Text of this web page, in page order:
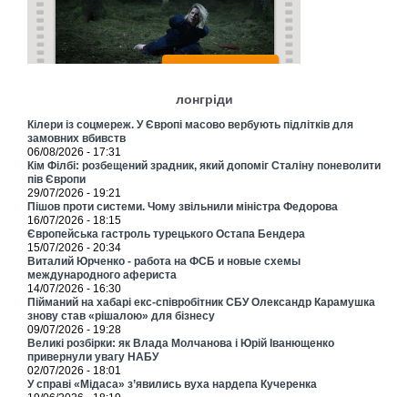
лонгріди
Кілери із соцмереж. У Європі масово вербують підлітків для
замовних вбивств
06/08/2026 - 17:31
Кім Філбі: розбещений зрадник, який допоміг Сталіну поневолити
пів Європи
29/07/2026 - 19:21
Пішов проти системи. Чому звільнили міністра Федорова
16/07/2026 - 18:15
Європейська гастроль турецького Остапа Бендера
15/07/2026 - 20:34
Виталий Юрченко - работа на ФСБ и новые схемы
международного афериста
14/07/2026 - 16:30
Пійманий на хабарі екс-співробітник СБУ Олександр Карамушка
знову став «рішалою» для бізнесу
09/07/2026 - 19:28
Великі розбірки: як Влада Молчанова і Юрій Іванющенко
привернули увагу НАБУ
02/07/2026 - 18:01
У справі «Мідаса» з’явились вуха нардепа Кучеренка